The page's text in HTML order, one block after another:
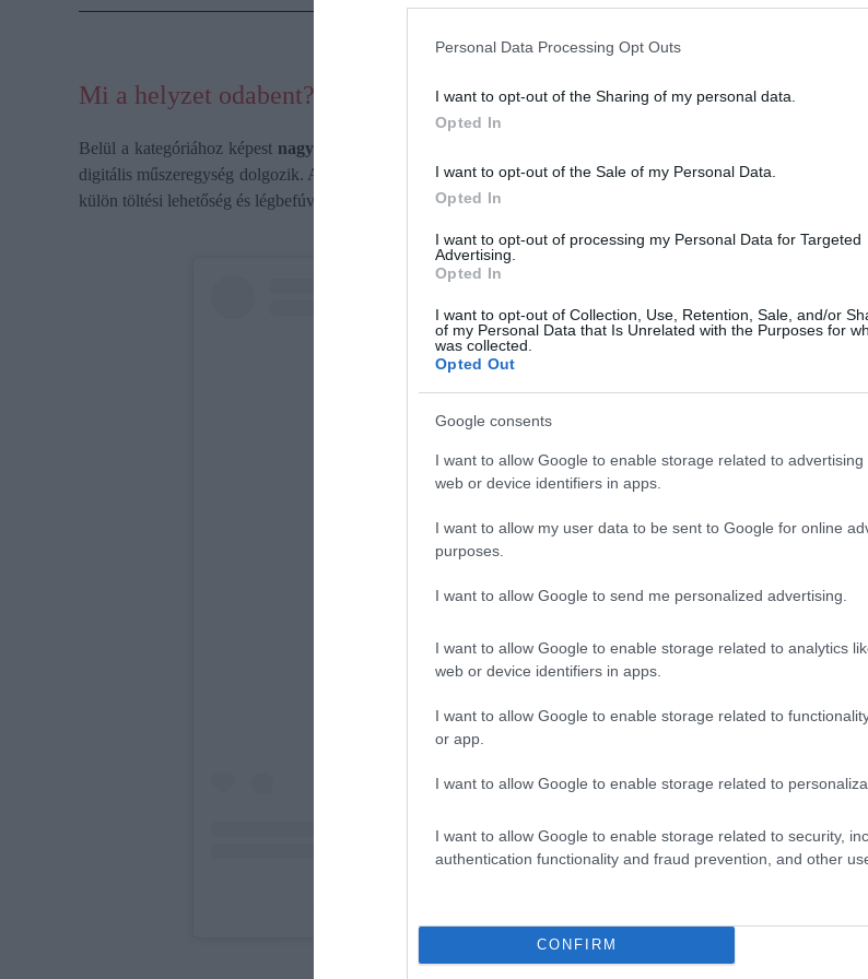
Personal Data Processing Opt Outs
I want to opt-out of the Sharing of my personal data.
Opted In
I want to opt-out of the Sale of my Personal Data.
Opted In
I want to opt-out of processing my Personal Data for Targeted
Advertising.
Opted In
I want to opt-out of Collection, Use, Retention, Sale, and/or
of my Personal Data that Is Unrelated with the Purposes for
was collected.
Opted Out
Google consents
I want to allow Google to enable storage related to advertising
web or device identifiers in apps.
I want to allow my user data to be sent to Google for online
purposes.
I want to allow Google to send me personalized advertising.
I want to allow Google to enable storage related to analytics
web or device identifiers in apps.
I want to allow Google to enable storage related to
or app.
I want to allow Google to enable storage related to
I want to allow Google to enable storage related to security,
authentication functionality and fraud prevention, and other
CONFIRM
Mi a helyzet odabent?
Belül a kategóriához képest nagy
digitális műszeregység dolgozik. Az Apple CarPlay és az Android Auto adott, elöl USB-A és USB-C csatlakozó,
külön töltési lehetőség és légbefúvás is járhat. Ez utóbbi ebben a méretosztályban ritka extra.